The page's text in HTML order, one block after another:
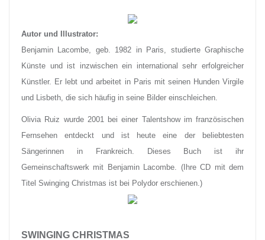
Autor und Illustrator:
Benjamin Lacombe, geb. 1982 in Paris, studierte Graphische
Künste und ist inzwischen ein international sehr erfolgreicher
Künstler. Er lebt und arbeitet in Paris mit seinen Hunden Virgile
und Lisbeth, die sich häufig in seine Bilder einschleichen.
Olivia Ruiz wurde 2001 bei einer Talentshow im französischen
Fernsehen entdeckt und ist heute eine der beliebtesten
Sängerinnen in Frankreich. Dieses Buch ist ihr
Gemeinschaftswerk mit Benjamin Lacombe. (Ihre CD mit dem
Titel Swinging Christmas ist bei Polydor erschienen.)
SWINGING CHRISTMAS